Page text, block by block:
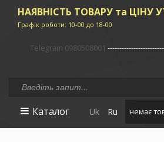
НАЯВНІСТЬ ТОВАРУ та ЦІНУ
Графік роботи: 10-00 до 18-00
Telegram 0980508001
Uk Ru немає
Каталог